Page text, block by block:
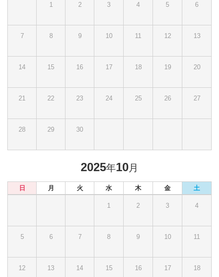
1 2 3 4 5 6
7 8 9 10 11 12 13
14 15 16 17 18 19 20
21 22 23 24 25 26 27
28 29 30
2025年10月
日 月 火 水 木 金 土
1 2 3 4
5 6 7 8 9 10 11
12 13 14 15 16 17 18